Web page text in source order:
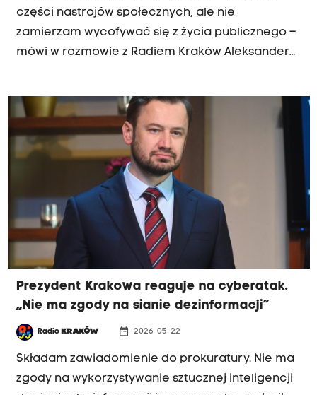
części nastrojów społecznych, ale nie
zamierzam wycofywać się z życia publicznego –
mówi w rozmowie z Radiem Kraków Aleksander
porażki, zapowiada wsparcie dla kandydata
Koalicji Obywatelskiej i przekonuje, że
rozpoczęte w mieście zmiany powinny być
kontynuowane, choć wymagają korekt
Prezydent Krakowa reaguje na cyberatak.
„Nie ma zgody na sianie dezinformacji”
Radio KRAKÓW date_range 2026-05-22
Składam zawiadomienie do prokuratury. Nie ma
zgody na wykorzystywanie sztucznej inteligencji